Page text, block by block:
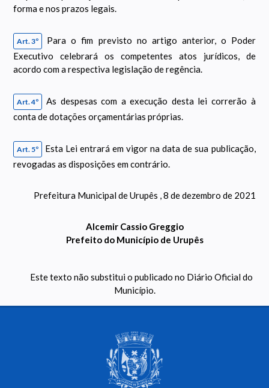
forma e nos prazos legais.
Art. 3º
Para o fim previsto no artigo anterior, o Poder
Executivo celebrará os competentes atos jurídicos, de
acordo com a respectiva legislação de regência.
Art. 4º
As despesas com a execução desta lei correrão à
conta de dotações orçamentárias próprias.
Art. 5º
Esta Lei entrará em vigor na data de sua publicação,
revogadas as disposições em contrário.
Prefeitura Municipal de Urupês , 8 de dezembro de 2021
Alcemir Cassio Greggio
Prefeito do Município de Urupês
Este texto não substitui o publicado no Diário Oficial do
Município.